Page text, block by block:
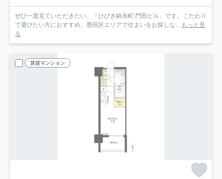
ぜひ一度見ていただきたい、「ひびき錦糸町 門田ビル」です。こだわり
で選びたい方におすすめ。墨田区エリアで住まいをお探しな... もっと見
る
賃貸マンション